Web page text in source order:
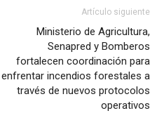
Artículo siguiente
Ministerio de Agricultura,
Senapred y Bomberos
fortalecen coordinación para
enfrentar incendios forestales a
través de nuevos protocolos
operativos